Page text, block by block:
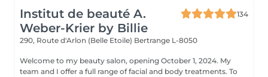
Institut de beauté A.
Weber-Krier by Billie
134
290, Route d'Arlon (Belle Etoile) Bertrange L-8050
Welcome to my beauty salon, opening October 1, 2024. My
team and I offer a full range of facial and body treatments. To